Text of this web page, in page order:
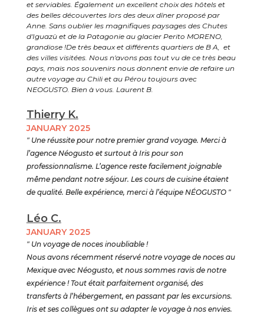
et serviables. Également un excellent choix des hôtels et
des belles découvertes lors des deux dîner proposé par
Anne. Sans oublier les magnifiques paysages des Chutes
d'Iguazù et de la Patagonie au glacier Perito MORENO,
grandiose !De très beaux et différents quartiers de B A, et
des villes visitées. Nous n'avons pas tout vu de ce très beau
pays, mais nos souvenirs nous donnent envie de refaire un
autre voyage au Chili et au Pérou toujours avec
NEOGUSTO. Bien à vous. Laurent B.
Thierry K.
JANUARY 2025
" Une réussite pour notre premier grand voyage. Merci à
l’agence Néogusto et surtout à Iris pour son
professionnalisme. L’agence reste facilement joignable
même pendant notre séjour. Les cours de cuisine étaient
de qualité. Belle expérience, merci à l’équipe NÉOGUSTO "
Léo C.
JANUARY 2025
" Un voyage de noces inoubliable !
Nous avons récemment réservé notre voyage de noces au
Mexique avec Néogusto, et nous sommes ravis de notre
expérience ! Tout était parfaitement organisé, des
transferts à l’hébergement, en passant par les excursions.
Iris et ses collègues ont su adapter le voyage à nos envies.